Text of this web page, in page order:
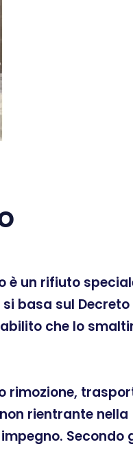
è un rifiuto
basa sul
che lo
rimozione,
rientrante nella
Secondo